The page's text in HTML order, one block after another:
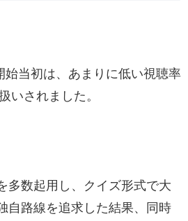
始当初は、あまりに低い視聴率
いされました。
多数起用し、クイズ形式で大
自路線を追求した結果、同時